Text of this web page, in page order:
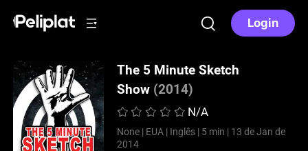
Login
The 5 Minute Sketch
Show (2014)
N/A
None | EUA | Inglês | 5 min | 13 de Jan de
2014